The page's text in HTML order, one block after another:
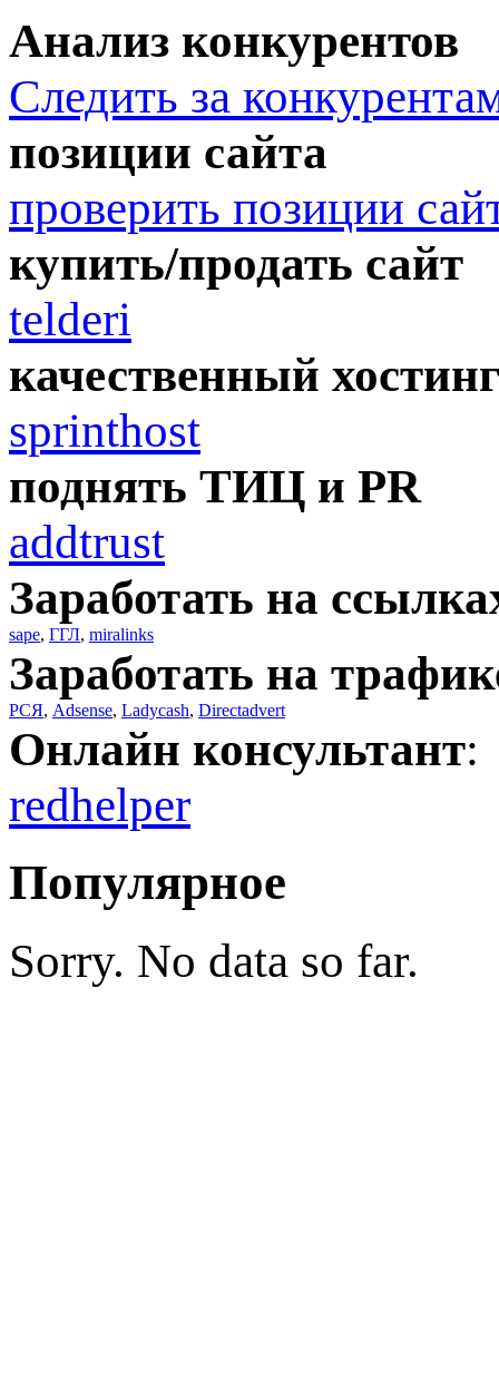
Анализ конкурентов
Следить за
позиции сайта
проверить позиции
купить/продать сайт
telderi
качественный
sprinthost
поднять ТИЦ и PR
addtrust
Заработать на
sape, ГГЛ, miralinks
Заработать на
РСЯ, Adsense, Ladycash, Directadvert
Онлайн консультант:
redhelper
Популярное
Sorry. No data so far.